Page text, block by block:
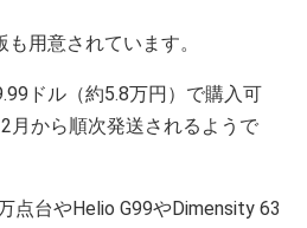
用意されています。
ドル（約5.8万円）で購入可
月から順次発送されるようで
点台やHelio G99やDimensity 63